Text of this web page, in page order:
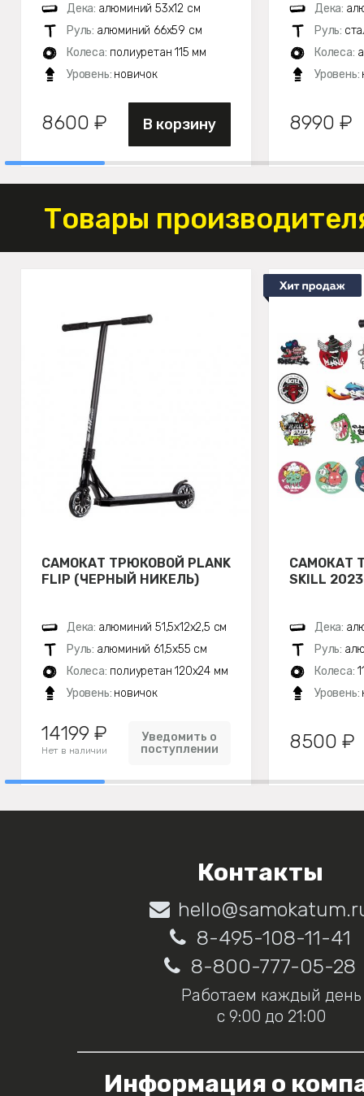
Дека: алюминий 53х12 см
Руль: алюминий 66х59 см
Колеса: полиуретан 115 мм
Уровень: новичок
8600 ₽ В корзину
Дека:
Руль:
Колеса:
Уровень:
8990 ₽
Товары
САМОКАТ ТРЮКОВОЙ PLANK
FLIP (ЧЕРНЫЙ НИКЕЛЬ)
Дека: алюминий 51,5х12x2,5 см
Руль: алюминий 61,5х55 см
Колеса: полиуретан 120x24 мм
Уровень: новичок
14199 ₽
Нет в наличии
Уведомить о
поступлении
САМОКАТ
SKILL
Дека:
Руль:
Колеса:
Уровень:
8500 ₽
Контакты
8-495-108-11-41
8-800-777-05-28
Работаем каждый день
с 9:00 до 21:00
Информация о